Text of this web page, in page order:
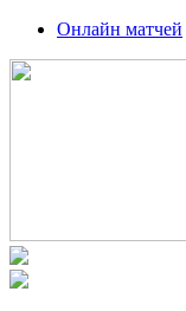
Онлайн матчей